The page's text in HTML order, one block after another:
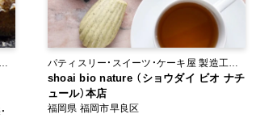
パティスリー・スイーツ・ケーキ屋 製造工場・
ラボ
shoai bio nature （ショウダイ ビオ ナチ
ュール）本店
福岡県 福岡市早良区